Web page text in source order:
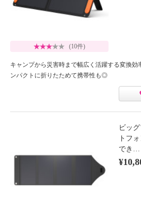
(10件)
キャンプから災害時まで幅広く活躍する変換効
ンパクトに折りたためて携帯性も◎
ビッ
トフ
でき…